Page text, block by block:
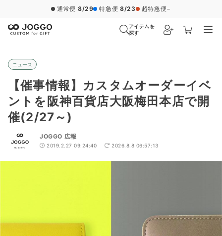
通常便 8/29 特急便 8/23 超特急便−
アイテムを
探す
ニュース
【催事情報】カスタムオーダーイベ
ントを阪神百貨店大阪梅田本店で開
催(2/27～)
JOGGO 広報
2019.2.27 09:24:40 2026.8.8 06:57:13